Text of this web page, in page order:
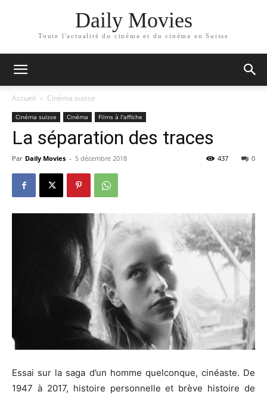
Daily Movies
Toute l'actualité du cinéma et du cinéma en Suisse
Accueil Cinéma suisse
Cinéma suisse Cinéma Films à l'affiche
La séparation des traces
Par Daily Movies - 5 décembre 2018 0
437
Essai sur la saga d’un homme quelconque, cinéaste. De
1947 à 2017, histoire personnelle et brève histoire de